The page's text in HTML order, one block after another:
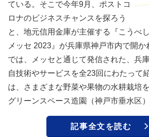
ている。そこで今年9月、ポストコ
ロナのビジネスチャンスを探ろう
と、地元信用金庫が主催する『こうべ
メッセ 2023』が兵庫県神戸市内で開
では、メッセと通じて発信された、兵
自技術やサービスを全23回にわたって
は、さまざまな野菜や果物の水耕栽培
グリーンスペース造園（神戸市垂水区）
記事全文を読む